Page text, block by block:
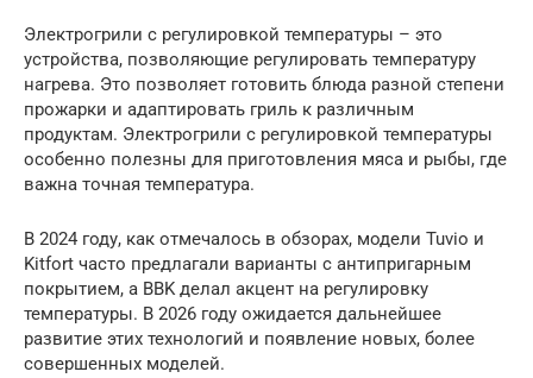
Электрогрили с регулировкой температуры – это
устройства, позволяющие регулировать температуру
нагрева. Это позволяет готовить блюда разной степени
прожарки и адаптировать гриль к различным
продуктам. Электрогрили с регулировкой температуры
особенно полезны для приготовления мяса и рыбы, где
важна точная температура.
В 2024 году, как отмечалось в обзорах, модели Tuvio и
Kitfort часто предлагали варианты с антипригарным
покрытием, а BBK делал акцент на регулировку
температуры. В 2026 году ожидается дальнейшее
развитие этих технологий и появление новых, более
совершенных моделей.